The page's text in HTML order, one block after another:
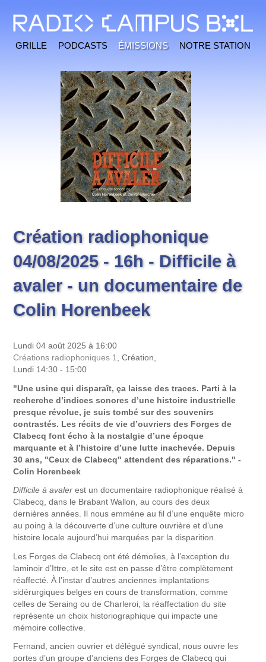
Grille Podcasts Émissions Notre station
Création radiophonique
04/08/2025 - 16h - Difficile à
avaler - un documentaire de
Colin Horenbeek
Lundi 04 août 2025 à 16:00
Créations radiophoniques 1
, Création,
Lundi 14:30 - 15:00
"Une usine qui disparaît, ça laisse des traces. Parti à la
recherche d’indices sonores d’une histoire industrielle
presque révolue, je suis tombé sur des souvenirs
contrastés. Les récits de vie d’ouvriers des Forges de
Clabecq font écho à la nostalgie d’une époque
marquante et à l’histoire d’une lutte inachevée. Depuis
30 ans, "Ceux de Clabecq" attendent des réparations." -
Colin Horenbeek
Difficile à avaler est un documentaire radiophonique réalisé à
Clabecq, dans le Brabant Wallon, au cours des deux
dernières années. Il nous emmène au fil d’une enquête micro
au poing à la découverte d’une culture ouvrière et d’une
histoire locale aujourd’hui marquées par la disparition.
Les Forges de Clabecq ont été démolies, à l’exception du
laminoir d’Ittre, et le site est en passe d’être complètement
réaffecté. À l’instar d’autres anciennes implantations
sidérurgiques belges en cours de transformation, comme
celles de Seraing ou de Charleroi, la réaffectation du site
représente un choix historiographique qui impacte une
mémoire collective.
Fernand, ancien ouvrier et délégué syndical, nous ouvre les
portes d’un groupe d’anciens des Forges de Clabecq qui